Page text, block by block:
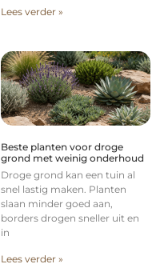
Lees verder »
Beste planten voor droge
grond met weinig onderhoud
Droge grond kan een tuin al
snel lastig maken. Planten
slaan minder goed aan,
borders drogen sneller uit en
in
Lees verder »